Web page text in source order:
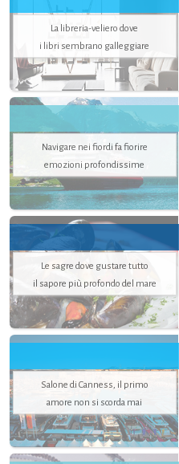
La libreria-veliero dove
i libri sembrano galleggiare
Navigare nei fiordi fa fiorire
emozioni profondissime
Le sagre dove gustare tutto
il sapore più profondo del mare
Salone di Canness, il primo
amore non si scorda mai